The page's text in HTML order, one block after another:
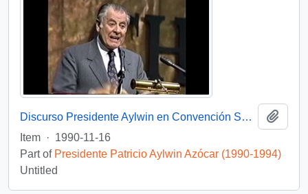
Discurso Presidente Aylwin en Convención Santiago: Video
Item · 1990-11-16
Part of Presidente Patricio Aylwin Azócar (1990-1994)
Untitled